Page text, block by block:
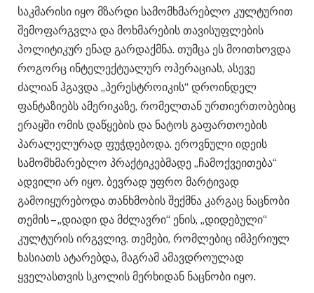
საკმარისი იყო მზარდი სამომხმარებლო კულტურით
შემოფარგვლა და მოხმარების თავისუფლების
პოლიტიკურ ენად გარდაქმნა. თუმცა ეს მოითხოვდა
როგორც ინტელექტუალურ ოპერაციას, ასევე
ძალიან ჰგავდა „პერესტროიკის“ დროინდელ
ფანტაზიებს ამერიკაზე, რომელთან ურთიერთობებიც
ერაყში ომის დაწყების და ნატოს გაფართოების
პარალელურად ფუჭდებოდა. ეროვნული იდეის
სამომხმარებლო პრაქტიკებმადე „ჩამოქვეითება“
ადვილი არ იყო. ბევრად უფრო მარტივად
გამოიყურებოდა თანხმობის შექმნა კარგაც ნაცნობი
თემის – „დიადი და მძლავრი“ ენის, „დიდებული“
კულტურის ირგვლივ. თემები, რომლებიც იმპერიულ
ხასიათს ატარებდა, მაგრამ ამავდროულად
ყველასთვის სკოლის მერხიდან ნაცნობი იყო.